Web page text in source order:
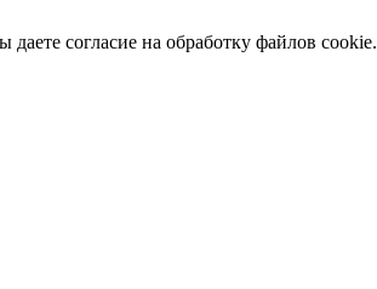
согласие на обработку файлов cookie.